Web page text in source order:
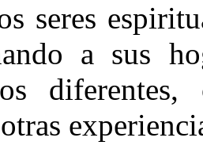
seres
a sus
diferentes,